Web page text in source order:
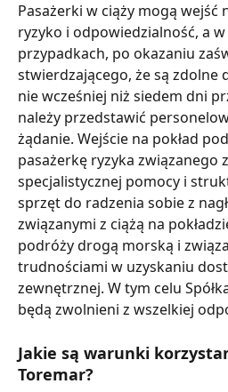
Pasażerki w ciąży mogą wejść
ryzyko i odpowiedzialność, a
przypadkach, po okazaniu
stwierdzającego, że są zdolne
nie wcześniej niż siedem dni
należy przedstawić
żądanie. Wejście na pokład
pasażerkę ryzyka związanego
specjalistycznej pomocy i
sprzęt do radzenia sobie z
związanymi z ciążą na
podróży drogą morską i
trudnościami w uzyskaniu
zewnętrznej. W tym celu
będą zwolnieni z wszelkiej
Jakie są warunki
Toremar?